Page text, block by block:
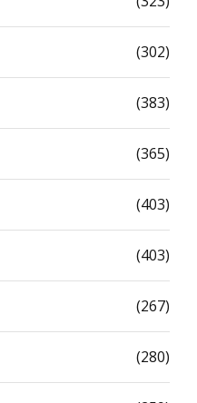
(302)
(383)
(365)
(403)
(403)
(267)
(280)